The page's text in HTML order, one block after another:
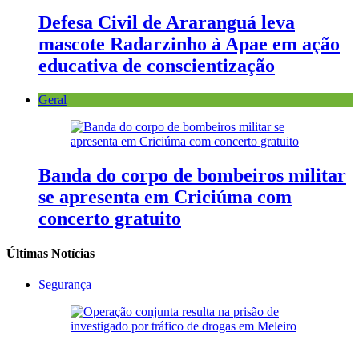
Defesa Civil de Araranguá leva
mascote Radarzinho à Apae em ação
educativa de conscientização
Geral
Banda do corpo de bombeiros militar
se apresenta em Criciúma com
concerto gratuito
Últimas Notícias
Segurança